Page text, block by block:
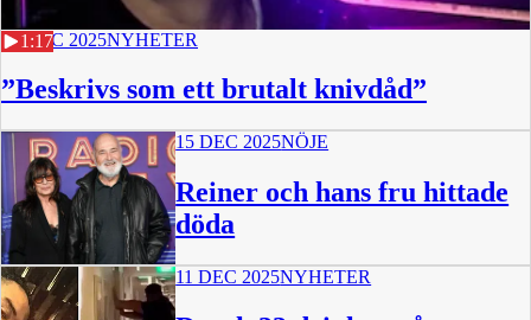
1:17
15 DEC 2025NYHETER
”Beskrivs som ett brutalt knivdåd”
15 DEC 2025NÖJE
Reiner och hans fru hittade
döda
11 DEC 2025NYHETER